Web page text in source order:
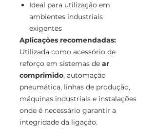
Ideal para utilização em
ambientes industriais
exigentes
Aplicações recomendadas:
Utilizada como acessório de
reforço em sistemas de ar
comprimido, automação
pneumática, linhas de produção,
máquinas industriais e instalações
onde é necessário garantir a
integridade da ligação.